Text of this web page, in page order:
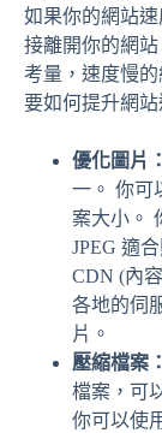
如果你的網站
接離開你的網
考量，速度慢
要如何提升網站
優化圖片：
一。 你可
案大小。
JPEG 適
CDN (內
各地的伺
片。
壓縮檔案：
檔案，可
你可以使